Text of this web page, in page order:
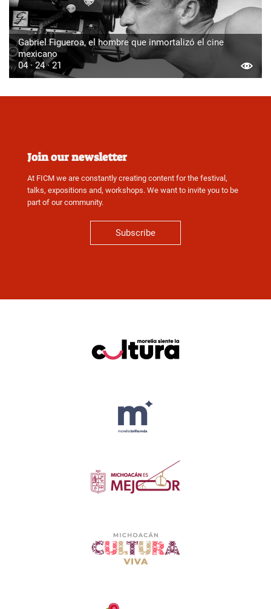
Gabriel Figueroa, el hombre que inmortalizó el cine
mexicano
04 · 24 · 21
Join our newsletter
At FICM we are constantly creating content for the festival,
talks, expositions and, workshops. We want to invite you to be
part of our community.
Subscribe